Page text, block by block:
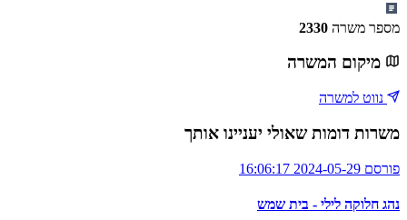
מספר משרה 2330
מיקום המשרה
נווט למשרה
משרות דומות שאולי יעניינו אותך
פורסם 2024-05-29 16:06:17
נהג חלוקה לילי - בית שמש